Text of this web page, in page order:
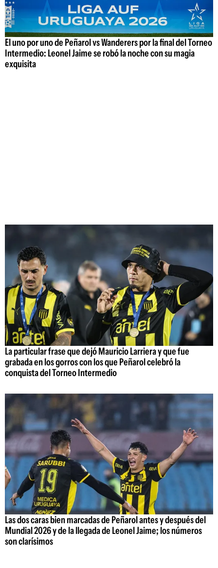
El uno por uno de Peñarol vs Wanderers por la final del Torneo
Intermedio: Leonel Jaime se robó la noche con su magia
exquisita
La particular frase que dejó Mauricio Larriera y que fue
grabada en los gorros con los que Peñarol celebró la
conquista del Torneo Intermedio
Las dos caras bien marcadas de Peñarol antes y después del
Mundial 2026 y de la llegada de Leonel Jaime; los números
son clarísimos